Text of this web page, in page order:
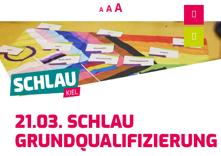
A
Decrease
font
size.
A Reset
size.
AIncrease
font
size.
21.03. SCHLAU
GRUNDQUALIFIZIERUNG